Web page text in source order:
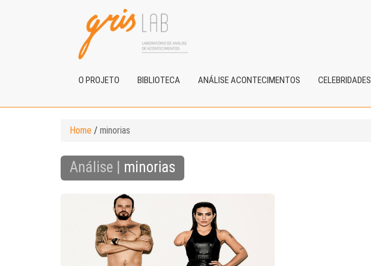
O PROJETO BIBLIOTECA ANÁLISE ACONTECIMENTOS CELEBRIDADES
Home / minorias
Análise | minorias